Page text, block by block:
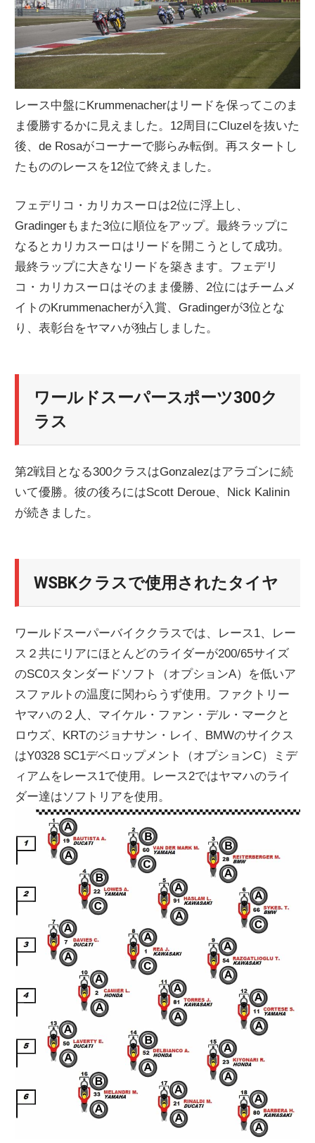
レース中盤にKrummenacherはリードを保ってこのま
ま優勝するかに見えました。12周目にCluzelを抜いた
後、de Rosaがコーナーで膨らみ転倒。再スタートし
たもののレースを12位で終えました。
フェデリコ・カリカスーロは2位に浮上し、
Gradingerもまた3位に順位をアップ。最終ラップに
なるとカリカスーロはリードを開こうとして成功。
最終ラップに大きなリードを築きます。フェデリ
コ・カリカスーロはそのまま優勝、2位にはチームメ
イトのKrummenacherが入賞、Gradingerが3位とな
り、表彰台をヤマハが独占しました。
ワールドスーパースポーツ300ク
ラス
第2戦目となる300クラスはGonzalezはアラゴンに続
いて優勝。彼の後ろにはScott Deroue、Nick Kalinin
が続きました。
WSBKクラスで使用されたタイヤ
ワールドスーパーバイククラスでは、レース1、レー
ス２共にリアにほとんどのライダーが200/65サイズ
のSC0スタンダードソフト（オプションA）を低いア
スファルトの温度に関わらうず使用。ファクトリー
ヤマハの２人、マイケル・ファン・デル・マークと
ロウズ、KRTのジョナサン・レイ、BMWのサイクス
はY0328 SC1デベロップメント（オプションC）ミデ
ィアムをレース1で使用。レース2ではヤマハのライ
ダー達はソフトリアを使用。